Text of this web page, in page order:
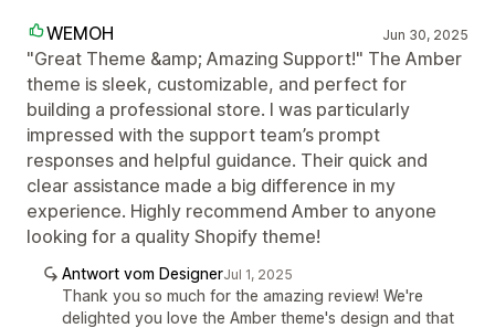
WEMOH Jun 30, 2025
"Great Theme &amp; Amazing Support!" The Amber
theme is sleek, customizable, and perfect for
building a professional store. I was particularly
impressed with the support team’s prompt
responses and helpful guidance. Their quick and
clear assistance made a big difference in my
experience. Highly recommend Amber to anyone
looking for a quality Shopify theme!
Antwort vom DesignerJul 1, 2025
Thank you so much for the amazing review! We're
delighted you love the Amber theme's design and that